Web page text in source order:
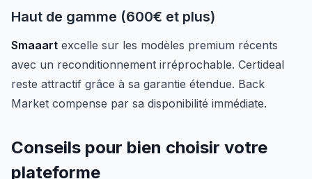
Haut de gamme (600€ et plus)
Smaaart excelle sur les modèles premium récents
avec un reconditionnement irréprochable. Certideal
reste attractif grâce à sa garantie étendue. Back
Market compense par sa disponibilité immédiate.
Conseils pour bien choisir votre
plateforme